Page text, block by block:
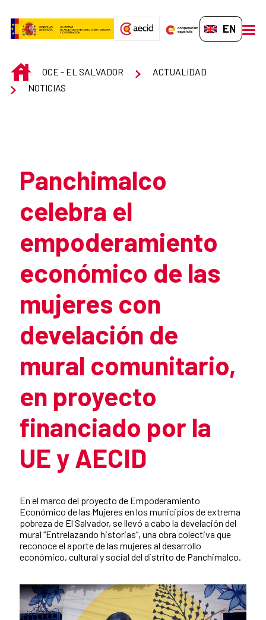
EN-GB
INICIOOCE - EL SALVADOR
ACTUALIDAD
NOTICIAS
Panchimalco
celebra el
empoderamiento
económico de las
mujeres con
develación de
mural comunitario,
en proyecto
financiado por la
UE y AECID
En el marco del proyecto de Empoderamiento
Económico de las Mujeres en los municipios de extrema
pobreza de El Salvador, se llevó a cabo la develación del
mural “Entrelazando historias”, una obra colectiva que
reconoce el aporte de las mujeres al desarrollo
económico, cultural y social del distrito de Panchimalco.